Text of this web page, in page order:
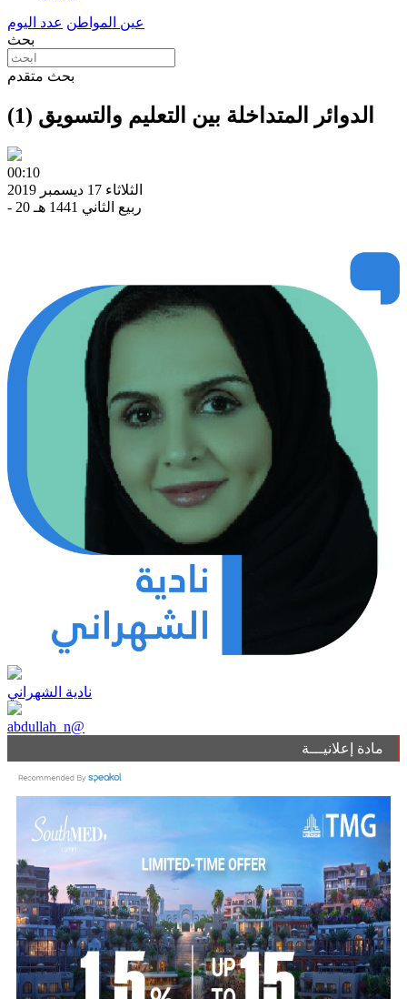
عين المواطن عدد اليوم
بحث
بحث متقدم
الدوائر المتداخلة بين التعليم والتسويق (1)
00:10
الثلاثاء 17 ديسمبر 2019
- 20 ربيع الثاني 1441 هـ
نادية الشهراني
abdullah_n@
مادة إعلانيـــة